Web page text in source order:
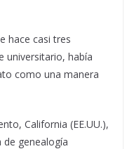
hace casi tres
universitario, había
como una manera
California (EE.UU.),
de genealogía